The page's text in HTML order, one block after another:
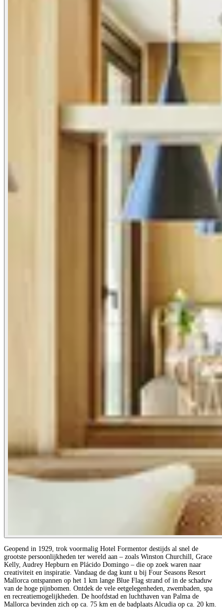
Geopend in 1929, trok voormalig Hotel Formentor destijds al snel de
grootste persoonlijkheden ter wereld aan – zoals Winston Churchill, Grace
Kelly, Audrey Hepburn en Plácido Domingo – die op zoek waren naar
creativiteit en inspiratie. Vandaag de dag kunt u bij Four Seasons Resort
Mallorca ontspannen op het 1 km lange Blue Flag strand of in de schaduw
van de hoge pijnbomen. Ontdek de vele eetgelegenheden, zwembaden, spa
en recreatiemogelijkheden. De hoofdstad en luchthaven van Palma de
Mallorca bevinden zich op ca. 75 km en de badplaats Alcudia op ca. 20 km.